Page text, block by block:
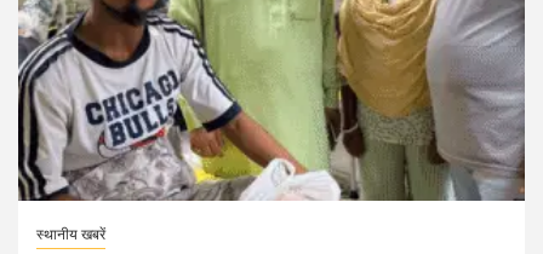
स्थानीय खबरें